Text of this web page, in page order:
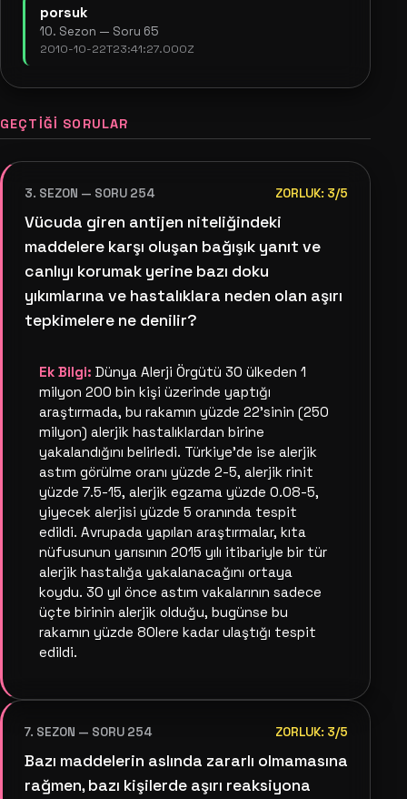
porsuk
10. Sezon — Soru 65
2010-10-22T23:41:27.000Z
GEÇTIĞI SORULAR
3. SEZON — SORU 254 ZORLUK: 3/5
Vücuda giren antijen niteliğindeki
maddelere karşı oluşan bağışık yanıt ve
canlıyı korumak yerine bazı doku
yıkımlarına ve hastalıklara neden olan aşırı
tepkimelere ne denilir?
Ek Bilgi: Dünya Alerji Örgütü 30 ülkeden 1
milyon 200 bin kişi üzerinde yaptığı
araştırmada, bu rakamın yüzde 22'sinin (250
milyon) alerjik hastalıklardan birine
yakalandığını belirledi. Türkiye'de ise alerjik
astım görülme oranı yüzde 2-5, alerjik rinit
yüzde 7.5-15, alerjik egzama yüzde 0.08-5,
yiyecek alerjisi yüzde 5 oranında tespit
edildi. Avrupada yapılan araştırmalar, kıta
nüfusunun yarısının 2015 yılı itibariyle bir tür
alerjik hastalığa yakalanacağını ortaya
koydu. 30 yıl önce astım vakalarının sadece
üçte birinin alerjik olduğu, bugünse bu
rakamın yüzde 80lere kadar ulaştığı tespit
edildi.
7. SEZON — SORU 254 ZORLUK: 3/5
Bazı maddelerin aslında zararlı olmamasına
rağmen, bazı kişilerde aşırı reaksiyona